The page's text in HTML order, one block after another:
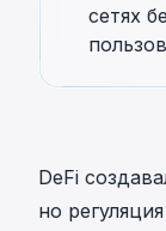
сетях
DeFi
но